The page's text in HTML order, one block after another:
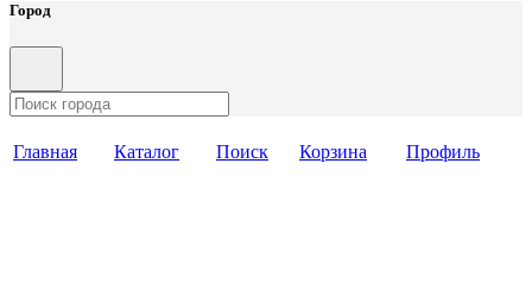
Город
Главная Каталог Поиск Корзина Профиль